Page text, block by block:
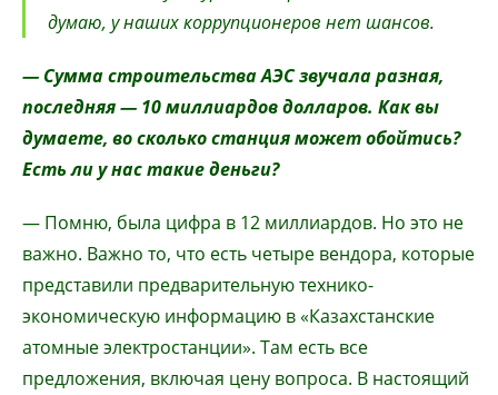
думаю, у наших коррупционеров нет шансов.
— Сумма строительства АЭС звучала разная,
последняя — 10 миллиардов долларов. Как вы
думаете, во сколько станция может обойтись?
Есть ли у нас такие деньги?
— Помню, была цифра в 12 миллиардов. Но это не
важно. Важно то, что есть четыре вендора, которые
представили предварительную технико-
экономическую информацию в «Казахстанские
атомные электростанции». Там есть все
предложения, включая цену вопроса. В настоящий